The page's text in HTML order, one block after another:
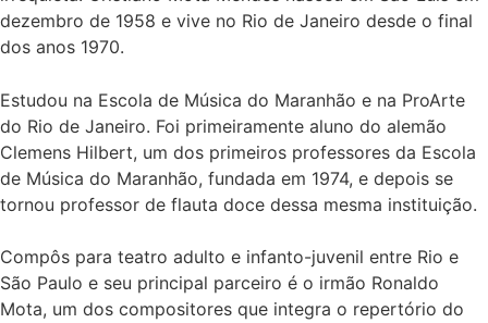
dezembro de 1958 e vive no Rio de Janeiro desde o final
dos anos 1970.
Estudou na Escola de Música do Maranhão e na ProArte
do Rio de Janeiro. Foi primeiramente aluno do alemão
Clemens Hilbert, um dos primeiros professores da Escola
de Música do Maranhão, fundada em 1974, e depois se
tornou professor de flauta doce dessa mesma instituição.
Compôs para teatro adulto e infanto-juvenil entre Rio e
São Paulo e seu principal parceiro é o irmão Ronaldo
Mota, um dos compositores que integra o repertório do